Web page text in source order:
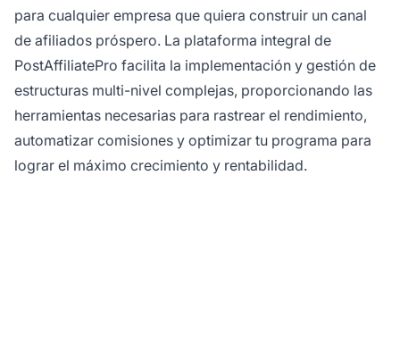
para cualquier empresa que quiera construir un canal
de afiliados próspero. La plataforma integral de
PostAffiliatePro facilita la implementación y gestión de
estructuras multi-nivel complejas, proporcionando las
herramientas necesarias para rastrear el rendimiento,
automatizar comisiones y optimizar tu programa para
lograr el máximo crecimiento y rentabilidad.